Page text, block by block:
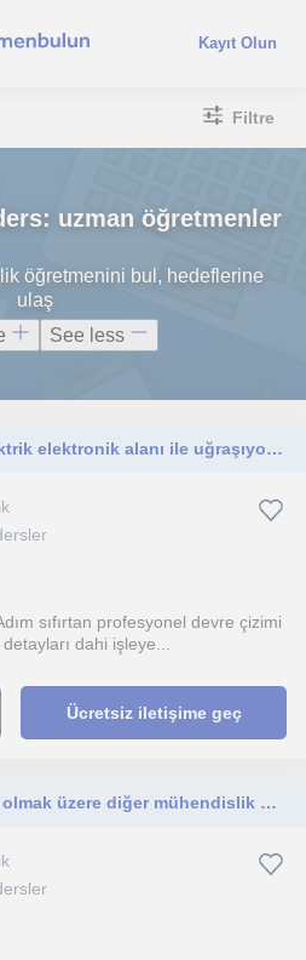
Kayıt Olun
Filtre
uzman öğretmenler
öğretmenini bul, hedeflerine
ulaş
See less
Ben Adil Yiğit Erol ben elektrik elektronik alanı ile uğraşıyotum elektronik ve öğrenmeye meraklı olanlar için güzel bir eğitim
sıfırtan profesyonel devre çizimi
dahi işleye...
Ücretsiz iletişime geç
İnşaat mühendisliği başta olmak üzere diğer mühendislik dersleri